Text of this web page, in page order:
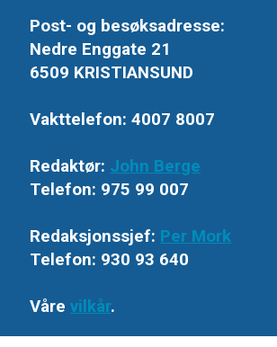
Post- og besøksadresse:
Nedre Enggate 21
6509 KRISTIANSUND
Vakttelefon: 4007 8007
Redaktør: John Berge
Telefon: 975 99 007
Redaksjonssjef: Per Mork
Telefon: 930 93 640
Vårevilkår.